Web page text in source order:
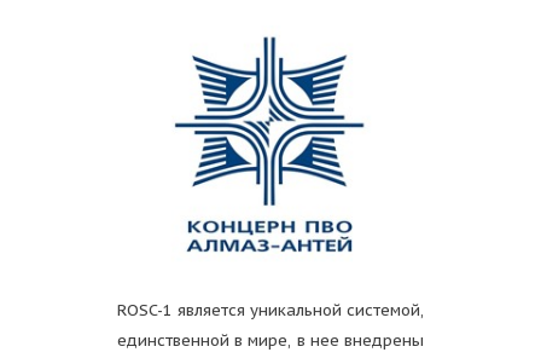
ROSC-1 является уникальной системой,
единственной в мире, в нее внедрены